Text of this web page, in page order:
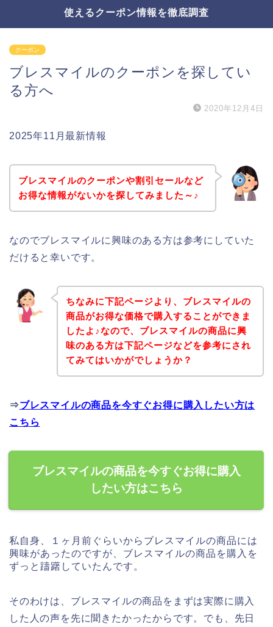
使えるクーポン情報を徹底調査
クーポン
ブレスマイルのクーポンを探してい
る方へ
2020年12月4日
2025年11月最新情報
ブレスマイルのクーポンや割引セールなど
お得な情報がないかを探してみました～♪
なのでブレスマイルに興味のある方は参考にしていた
だけると幸いです。
ちなみに下記ページより、ブレスマイルの
商品がお得な価格で購入することができま
したよ♪なので、ブレスマイルの商品に興
味のある方は下記ページなどを参考にされ
てみてはいかがでしょうか？
⇒ブレスマイルの商品を今すぐお得に購入したい方は
こちら
ブレスマイルの商品を今すぐお得に購入
したい方はこちら
私自身、１ヶ月前ぐらいからブレスマイルの商品には
興味があったのですが、ブレスマイルの商品を購入を
ずっと躊躇していたんです。
そのわけは、ブレスマイルの商品をまずは実際に購入
した人の声を先に聞きたかったからです。でも、先日